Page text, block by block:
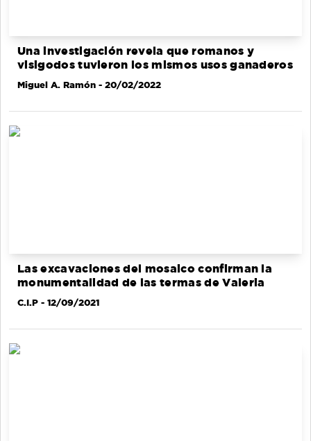
Una investigación revela que romanos y
visigodos tuvieron los mismos usos ganaderos
Miguel A. Ramón - 20/02/2022
Las excavaciones del mosaico confirman la
monumentalidad de las termas de Valeria
C.I.P - 12/09/2021